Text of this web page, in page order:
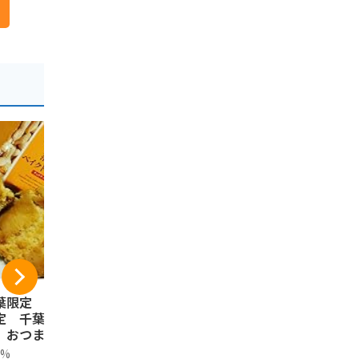
限定 高速道路
千葉土産 人
つまみ菓子
Cookies 落花